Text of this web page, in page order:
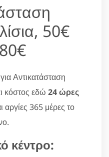
50€
Αντικατάσταση
κόστος εδώ 24 ώρες
αργίες 365 μέρες το
κέντρο: